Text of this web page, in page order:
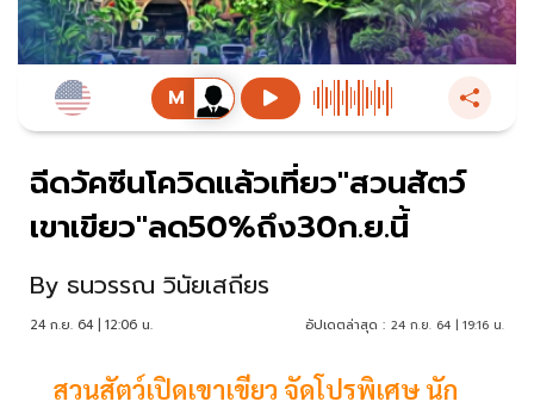
ฉีดวัคซีนโควิดแล้วเที่ยว"สวนสัตว์
เขาเขียว"ลด50%ถึง30ก.ย.นี้
By ธนวรรณ วินัยเสถียร
24 ก.ย. 64 | 12:06 น. อัปเดตล่าสุด : 24 ก.ย. 64 | 19:16 น.
สวนสัตว์เปิดเขาเขียว จัดโปรพิเศษ นัก